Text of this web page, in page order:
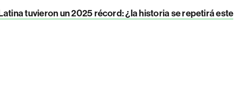
tuvieron un 2025 récord: ¿la historia se repetirá este